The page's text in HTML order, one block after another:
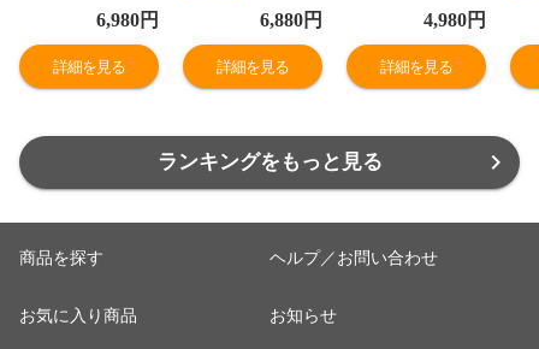
ド米 15kg 密封新
鮮パック 脱酸素
剤入り 米 お米
低温製法米 アイ
品]
6,980円
詳細を見る
ット 1個当たり
たっぷり135g 冷
凍食品 松屋牛丼
当店のイチオシ
6,880円
詳細を見る
袋） 密封新鮮パ
ック 脱酸素剤入
り 米 お米 低温
製法米 アイリス
4,980円
詳細を見る
ぶ
な
ランキングをもっと見る
商品を探す
お気に入り商品
ヘルプ／お問い合わせ
お知らせ